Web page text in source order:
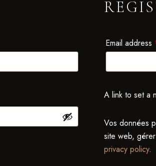
Email address
A link to set a
Vos données
site web,
privacy policy.